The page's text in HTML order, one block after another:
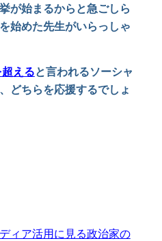
が始まるからと急ごしら
始めた先生がいらっしゃ
えると言われるソーシャ
どちらを応援するでしょ
ィア活用に見る政治家の